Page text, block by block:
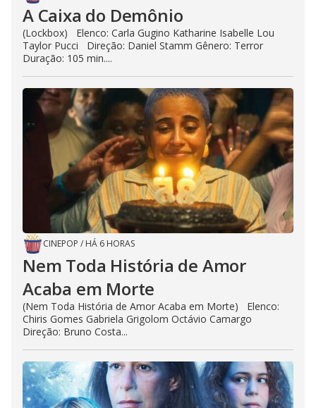
A Caixa do Demônio
(Lockbox) Elenco: Carla Gugino Katharine Isabelle Lou
Taylor Pucci Direção: Daniel Stamm Gênero: Terror
Duração: 105 min....
CINEPOP / HÁ 6 HORAS
Nem Toda História de Amor
Acaba em Morte
(Nem Toda História de Amor Acaba em Morte) Elenco:
Chiris Gomes Gabriela Grigolom Octávio Camargo
Direção: Bruno Costa...